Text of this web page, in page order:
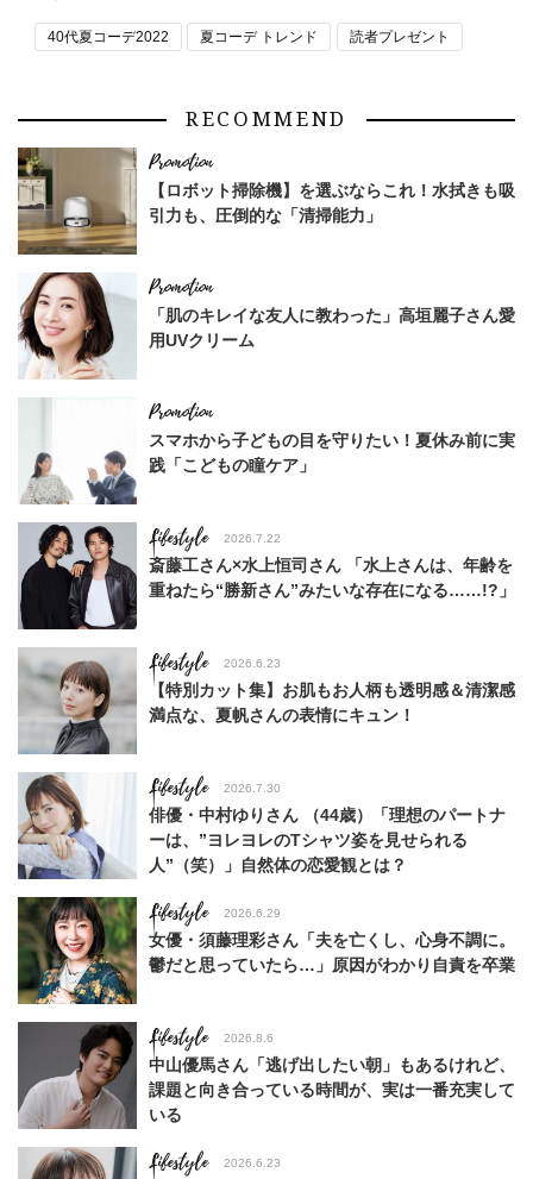
40代夏コーデ2022 夏コーデ トレンド 読者プレゼント
RECOMMEND
【ロボット掃除機】を選ぶならこれ！水拭きも吸
引力も、圧倒的な「清掃能力」
「肌のキレイな友人に教わった」高垣麗子さん愛
用UVクリーム
スマホから子どもの目を守りたい！夏休み前に実
践「こどもの瞳ケア」
Lifestyle 2026.7.22
斎藤工さん×水上恒司さん 「水上さんは、年齢を
重ねたら“勝新さん”みたいな存在になる……!?」
Lifestyle 2026.6.23
【特別カット集】お肌もお人柄も透明感＆清潔感
満点な、夏帆さんの表情にキュン！
Lifestyle 2026.7.30
俳優・中村ゆりさん （44歳）「理想のパートナ
ーは、”ヨレヨレのTシャツ姿を見せられる
人”（笑）」自然体の恋愛観とは？
Lifestyle 2026.6.29
女優・須藤理彩さん「夫を亡くし、心身不調に。
鬱だと思っていたら…」原因がわかり自責を卒業
Lifestyle 2026.8.6
中山優馬さん「逃げ出したい朝」もあるけれど、
課題と向き合っている時間が、実は一番充実して
いる
Lifestyle 2026.6.23